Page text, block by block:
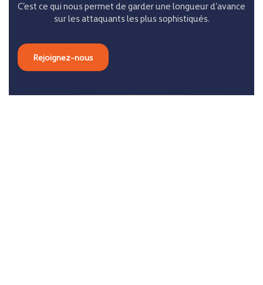
C’est ce qui nous permet de garder une longueur d’avance
sur les attaquants les plus sophistiqués.